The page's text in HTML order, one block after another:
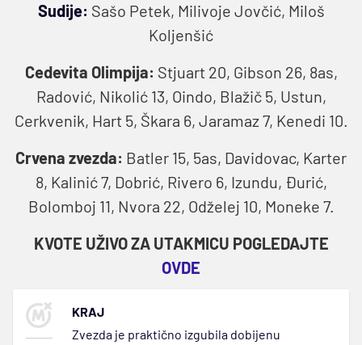
Sudije: Sašo Petek, Milivoje Jovčić, Miloš
Koljenšić
Cedevita Olimpija: Stjuart 20, Gibson 26, 8as,
Radović, Nikolić 13, Oindo, Blažič 5, Ustun,
Cerkvenik, Hart 5, Škara 6, Jaramaz 7, Kenedi 10.
Crvena zvezda: Batler 15, 5as, Davidovac, Karter
8, Kalinić 7, Dobrić, Rivero 6, Izundu, Đurić,
Bolomboj 11, Nvora 22, Odželej 10, Moneke 7.
KVOTE UŽIVO ZA UTAKMICU POGLEDAJTE
OVDE
KRAJ
Zvezda je praktično izgubila dobijenu